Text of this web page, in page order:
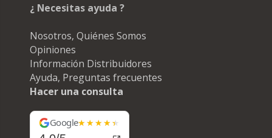
¿ Necesitas ayuda ?
Nosotros, Quiénes Somos
Opiniones
Información Distribuidores
Ayuda, Preguntas frecuentes
Hacer una consulta
Google